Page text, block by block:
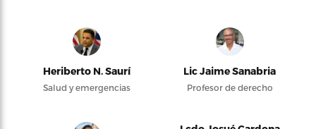
Heriberto N. Saurí
Salud y emergencias
Lic Jaime Sanabria
Profesor de derecho